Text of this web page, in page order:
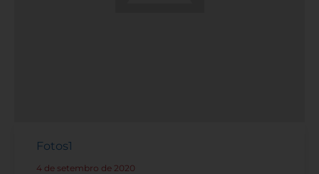
Fotos1
4 de setembro de 2020